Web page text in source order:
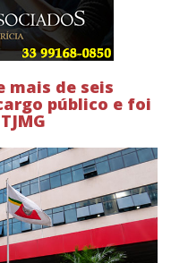
mais de seis
público e foi